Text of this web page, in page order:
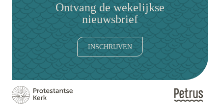
Ontvang de wekelijkse
nieuwsbrief
INSCHRIJVEN